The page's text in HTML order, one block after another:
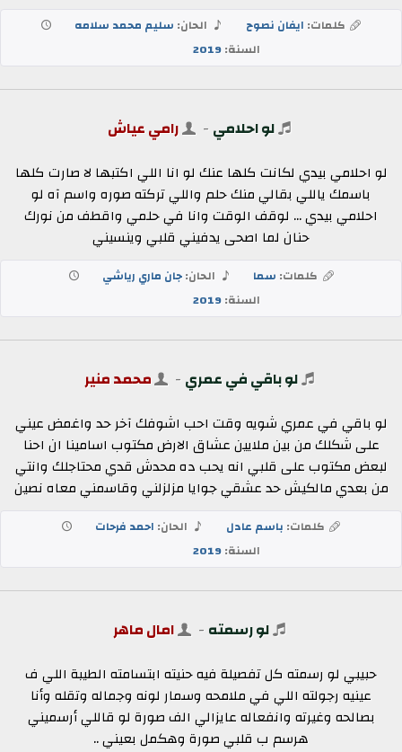
كلمات: ايفان نصوح الحان: سليم محمد سلامه
السنة:2019
لو احلامي - رامي عياش
لو احلامي بيدي لكانت كلها عنك لو انا اللي اكتبها لا صارت كلها
باسمك ياللي بقالي منك حلم واللي تركته صوره واسم آه لو
احلامي بيدي ... لوقف الوقت وانا في حلمي واقطف من نورك
حنان لما اصحى يدفيني قلبي وينسيني
كلمات: سما الحان:جان ماري رياشي
السنة:2019
لو باقي في عمري - محمد منير
لو باقي في عمري شويه وقت احب اشوفك آخر حد واغمض عيني
على شكلك من بين ملايين عشاق الارض مكتوب اسامينا ان احنا
لبعض مكتوب على قلبي انه يحب ده محدش قدي محتاجلك وانتي
من بعدي مالكيش حد عشقي جوايا مزلزلني وقاسمني معاه نصين
كلمات: باسم عادل الحان: احمد فرحات
السنة:2019
لو رسمته - امال ماهر
حبيبي لو رسمته كل تفصيلة فيه حنيته ابتسامته الطيبة اللي ف
عينيه رجولته اللي في ملامحه وسمار لونه وجماله وتقله وأنا
بصالحه وغيرته وانفعاله عايزالي الف صورة لو قاللي أرسميني
هرسم ب قلبي صورة وهكمل بعيني ..